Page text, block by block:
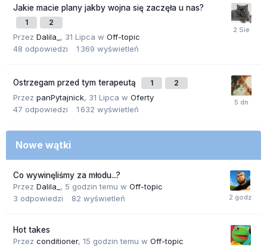
Jakie macie plany jakby wojna się zaczęła u nas?
1 2
Przez Dalila_ , 31 Lipca w Off-topic
48 odpowiedzi 1 369 wyświetleń
Ostrzegam przed tym terapeutą 1 2
Przez panPytajnick, 31 Lipca w Oferty
47 odpowiedzi 1 632 wyświetleń
Nowe wątki
Co wywinęliśmy za młodu...?
Przez Dalila_ , 5 godzin temu w Off-topic
3 odpowiedzi 82 wyświetleń
Hot takes
Przez conditioner, 15 godzin temu w Off-topic